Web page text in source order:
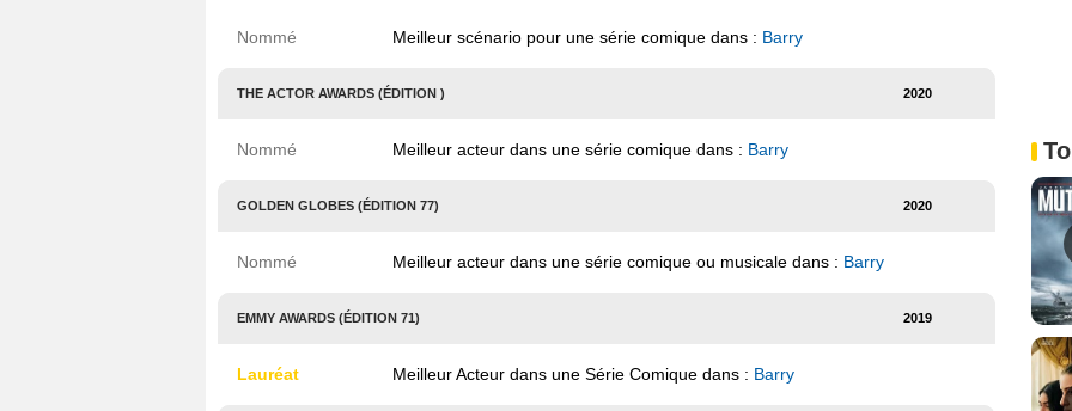
Nommé Meilleur scénario pour une série comique dans : Barry
THE ACTOR AWARDS (ÉDITION ) 2020
Nommé Meilleur acteur dans une série comique dans : Barry
GOLDEN GLOBES (ÉDITION 77) 2020
Nommé Meilleur acteur dans une série comique ou musicale dans : Barry
EMMY AWARDS (ÉDITION 71) 2019
Lauréat Meilleur Acteur dans une Série Comique dans : Barry